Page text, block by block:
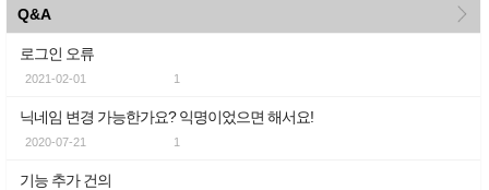
Q&A
로그인 오류
2021-02-01 1
닉네임 변경 가능한가요? 익명이었으면 해서요!
2020-07-21 1
기능 추가 건의